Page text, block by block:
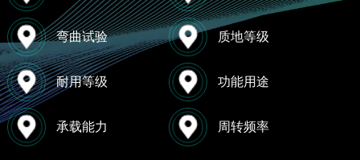
弯曲试验 质地等级
耐用等级 功能用途
承载能力 周转频率